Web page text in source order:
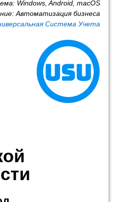
Windows, Android, macOS
Автоматизация бизнеса
Система Учета